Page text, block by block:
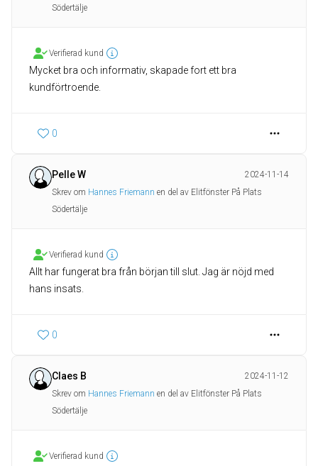
Södertälje
Verifierad kund
Mycket bra och informativ, skapade fort ett bra
kundförtroende.
0
Pelle W
2024-11-14
Skrev om Hannes Friemann en del av Elitfönster På Plats
Södertälje
Verifierad kund
Allt har fungerat bra från början till slut. Jag är nöjd med
hans insats.
0
Claes B
2024-11-12
Skrev om Hannes Friemann en del av Elitfönster På Plats
Södertälje
Verifierad kund